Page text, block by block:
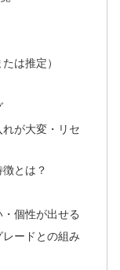
は推定）
が大変・リセ
とは？
個性が出せる
ードとの組み